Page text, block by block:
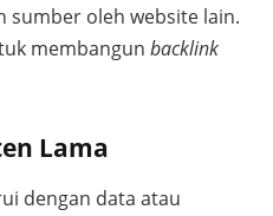
sumber oleh website lain.
membangun backlink
Lama
dengan data atau